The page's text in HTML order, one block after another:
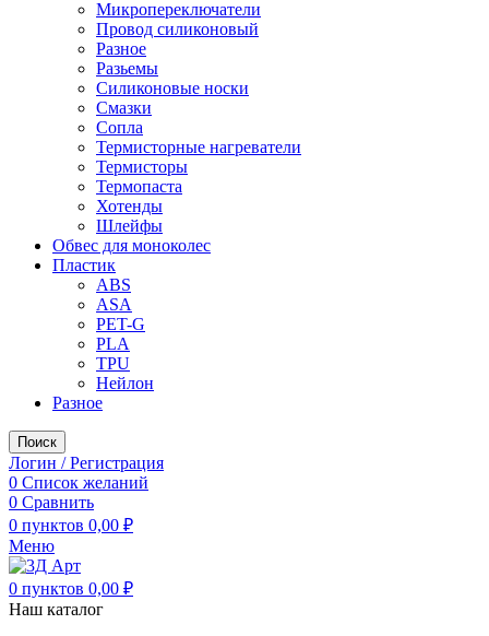
Микропереключатели
Провод силиконовый
Разное
Разьемы
Силиконовые носки
Смазки
Сопла
Термисторные нагреватели
Термисторы
Термопаста
Хотенды
Шлейфы
Обвес для моноколес
Пластик
ABS
ASA
PET-G
PLA
TPU
Нейлон
Разное
Поиск
Логин / Регистрация
0 Список желаний
0 Сравнить
0 пунктов 0,00 ₽
Меню
0 пунктов 0,00 ₽
Наш каталог